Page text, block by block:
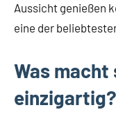
Aussicht genießen
eine der
Was macht
einzigartig?